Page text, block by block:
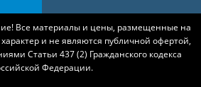
Все материалы и цены, размещенные на
и не являются публичной офертой,
Статьи 437 (2) Гражданского кодекса
Федерации.